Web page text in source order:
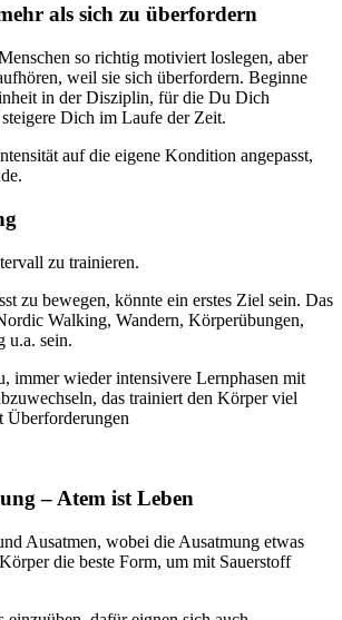
als sich zu überfordern
so richtig motiviert loslegen, aber
weil sie sich überfordern. Beginne
in der Disziplin, für die Du Dich
Dich im Laufe der Zeit.
auf die eigene Kondition angepasst,
zu trainieren.
zu bewegen, könnte ein erstes Ziel sein. Das
Walking, Wandern, Körperübungen,
u.a. sein.
immer wieder intensivere Lernphasen mit
das trainiert den Körper viel
Überforderungen
– Atem ist Leben
Ausatmen, wobei die Ausatmung etwas
die beste Form, um mit Sauerstoff